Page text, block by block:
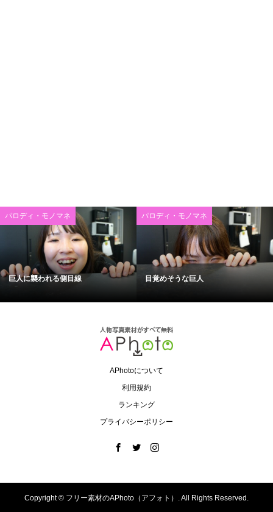
パロディ・モノマネ
巨人に襲われる側目線
パロディ・モノマネ
目覚めそうな巨人
APhotoについて
利用規約
ランキング
プライバシーポリシー
Copyright © フリー素材のAPhoto（アフォト）. All Rights Reserved.